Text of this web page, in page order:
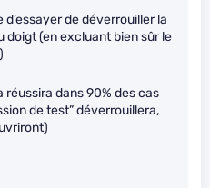
de déverrouiller la
doigt (en excluant bien sûr le
réussira dans 90% des cas
de test” déverrouillera,